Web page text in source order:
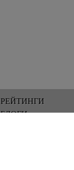
РЕЙТИНГИ
БЛОГИ